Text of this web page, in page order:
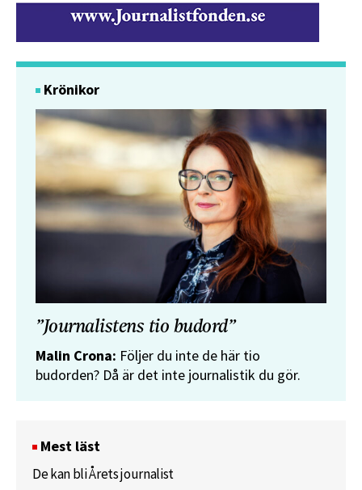
Krönikor
”Journalistens tio budord”
Malin Crona: Följer du inte de här tio
budorden? Då är det inte journalistik du gör.
Mest läst
De kan bli Årets journalist